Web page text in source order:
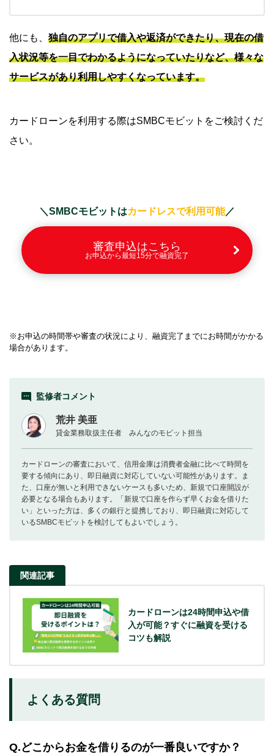
他にも、 独自のアプリで借入や返済ができたり、現在の借
入状況等を一目でわかるようになっていたりなど、様々な
サービスがあり利用しやすくなっています。
カードローンを利用する際はSMBCモビットをご検討くだ
さい。
＼SMBCモビットはカードレスで利用可能／
審査申込はこちら
お申込から最短15分で融資完了
※お申込の時間帯や審査の状況により、融資完了までにお時間がかかる
場合があります。
監修者コメント
荒井 美亜
貸金業務取扱主任者 みんなのモビット担当
カードローンの審査において、信用金庫は消費者金融に比べて時間を
要する傾向にあり、即日融資に対応していない可能性があります。ま
た、口座が無いと利用できないケースも多いため、新規で口座開設が
必要となる場合もあります。「新規で口座を作らず早くお金を借りた
い」といった方は、多くの銀行と提携しており、即日融資に対応して
いるSMBCモビットを検討してもよいでしょう。
関連記事
カードローンは24時間申込や借
入が可能？すぐに融資を受ける
コツも解説
よくある質問
Q.どこからお金を借りるのが一番良いですか？